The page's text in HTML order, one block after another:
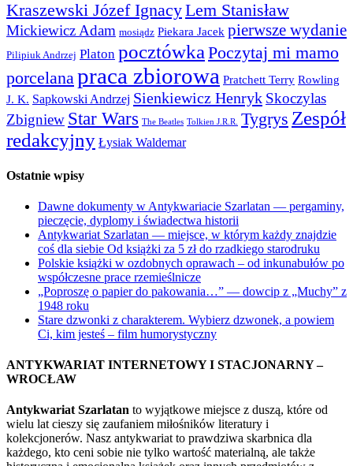
Kraszewski Józef IgnacyLem Stanisław
Mickiewicz Adam mosiądz Piekara Jacek pierwsze wydanie
Pilipiuk Andrzej Platon pocztówka Poczytaj mi mamo
porcelanapraca zbiorowa Pratchett Terry Rowling
J. K. Sapkowski Andrzej Sienkiewicz Henryk Skoczylas
Zbigniew Star Wars The Beatles Tolkien J.R.R. Tygrys Zespół
redakcyjny Łysiak Waldemar
Ostatnie wpisy
Dawne dokumenty w Antykwariacie Szarlatan — pergaminy,
pieczęcie, dyplomy i świadectwa historii
Antykwariat Szarlatan — miejsce, w którym każdy znajdzie
coś dla siebie Od książki za 5 zł do rzadkiego starodruku
Polskie książki w ozdobnych oprawach – od inkunabułów po
współczesne prace rzemieślnicze
„Poproszę o papier do pakowania…” — dowcip z „Muchy” z
1948 roku
Stare dzwonki z charakterem. Wybierz dzwonek, a powiem
Ci, kim jesteś – film humorystyczny
ANTYKWARIAT INTERNETOWY I STACJONARNY –
WROCŁAW
Antykwariat Szarlatan to wyjątkowe miejsce z duszą, które od
wielu lat cieszy się zaufaniem miłośników literatury i
kolekcjonerów. Nasz antykwariat to prawdziwa skarbnica dla
każdego, kto ceni sobie nie tylko wartość materialną, ale także